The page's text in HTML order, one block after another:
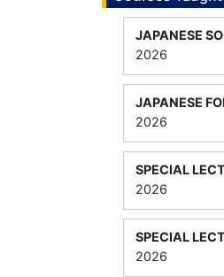
JAPANESE
2026
JAPANESE
2026
SPECIAL
2026
SPECIAL
2026